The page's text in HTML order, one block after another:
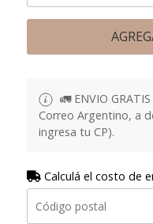
🚛 ENVIO
Correo Argentino, a
ingresa tu CP).
Calculá el costo de